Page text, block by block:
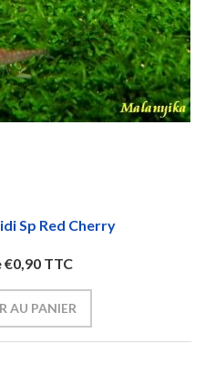
Sp Red Cherry
TTC
AU PANIER